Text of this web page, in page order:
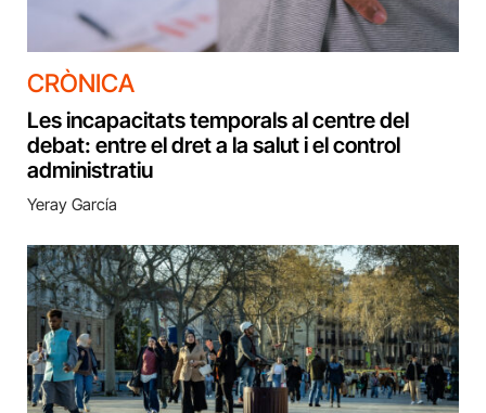
CRÒNICA
Les incapacitats temporals al centre del
debat: entre el dret a la salut i el control
administratiu
Yeray García